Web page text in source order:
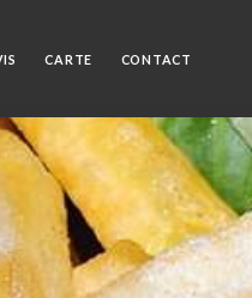
CARTE CONTACT